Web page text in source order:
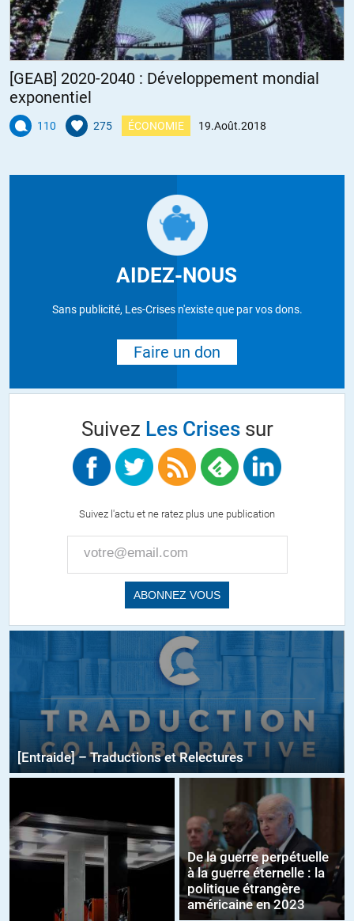
[GEAB] 2020-2040 : Développement mondial
exponentiel
110 275 ÉCONOMIE 19.Août.2018
AIDEZ-NOUS
Sans publicité, Les-Crises n'existe que par vos dons.
Faire un don
Suivez Les Crisessur
Suivez l'actu et ne ratez plus une publication
[Entraide] – Traductions et Relectures
De la guerre perpétuelle
à la guerre éternelle : la
politique étrangère
américaine en 2023